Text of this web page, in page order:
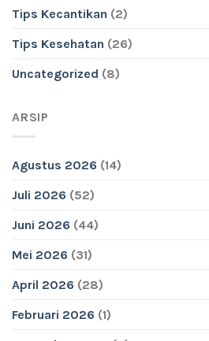
Tips Kecantikan (2)
Tips Kesehatan (26)
Uncategorized (8)
ARSIP
Agustus 2026 (14)
Juli 2026 (52)
Juni 2026 (44)
Mei 2026 (31)
April 2026 (28)
Februari 2026 (1)